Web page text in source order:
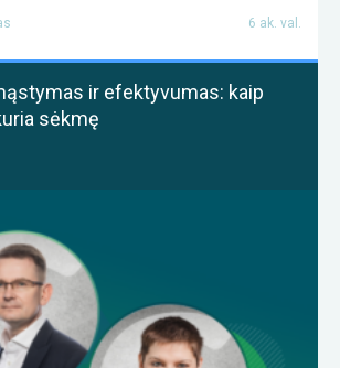
6 ak. val.
ir efektyvumas: kaip
sėkmę